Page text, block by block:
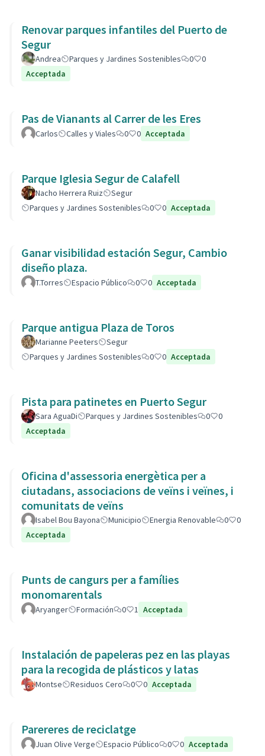
Renovar parques infantiles del Puerto de
Segur
Andrea Parques y Jardines Sostenibles 0
0
Acceptada
Pas de Vianants al Carrer de les Eres
Carlos Calles y Viales 0 0 Acceptada
Parque Iglesia Segur de Calafell
Nacho Herrera Ruiz
Segur
Parques y Jardines Sostenibles
0 0 Acceptada
Ganar visibilidad estación Segur, Cambio
diseño plaza.
T.Torres Espacio Público 0 0 Acceptada
Parque antigua Plaza de Toros
Marianne Peeters
Segur
Parques y Jardines Sostenibles
0 0 Acceptada
Pista para patinetes en Puerto Segur
Sara AguaDi Parques y Jardines Sostenibles 0
0
Acceptada
Oficina d'assessoria energètica per a
ciutadans, associacions de veïns i veïnes, i
comunitats de veïns
Isabel Bou Bayona Municipio Energia Renovable 0
0
Acceptada
Punts de cangurs per a famílies
monomarentals
Aryanger Formación 0 1 Acceptada
Instalación de papeleras pez en las playas
para la recogida de plásticos y latas
Montse Residuos Cero 0 0 Acceptada
Parereres de reciclatge
Juan Olive Verge Espacio Público 0 0 Acceptada